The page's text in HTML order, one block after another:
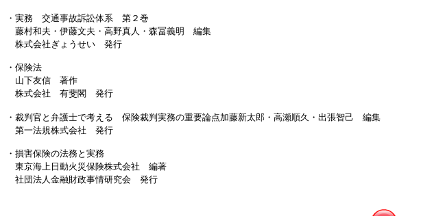
・実務 交通事故訴訟体系 第２巻
藤村和夫・伊藤文夫・高野真人・森冨義明 編集
株式会社ぎょうせい 発行
・保険法
山下友信 著作
株式会社 有斐閣 発行
・裁判官と弁護士で考える 保険裁判実務の重要論点加藤新太郎・高瀬順久・出張智己 編集
第一法規株式会社 発行
・損害保険の法務と実務
東京海上日動火災保険株式会社 編著
社団法人金融財政事情研究会 発行